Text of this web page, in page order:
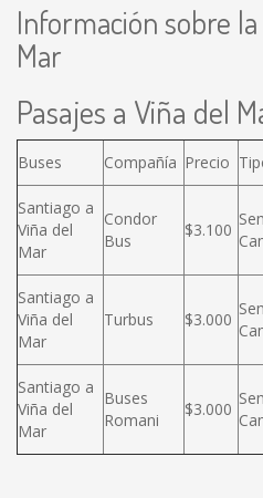
Información sobre
Mar
Pasajes a Viña del
Buses Compañía Precio
Santiago a
Viña del
Mar
Condor
Bus
$3.100
Santiago a
Viña del
Mar
Turbus $3.000
Santiago a
Viña del
Mar
Buses
Romani
$3.000